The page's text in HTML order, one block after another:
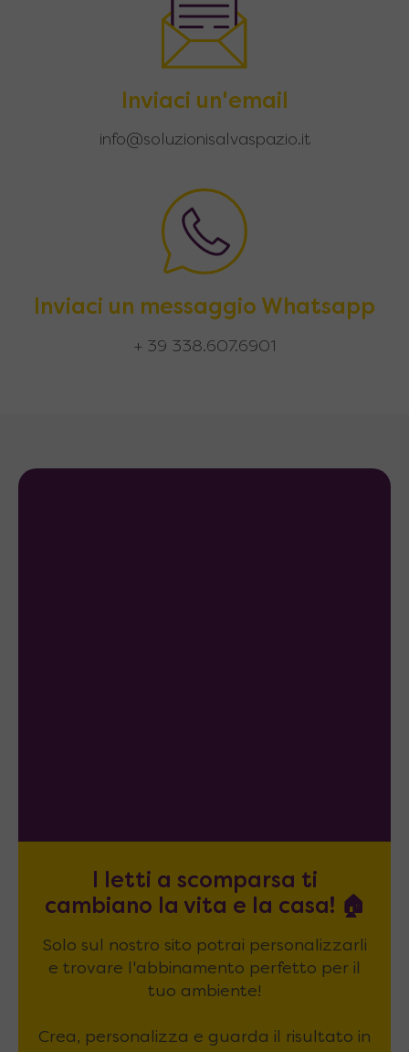
Inviaci un'email
info@soluzionisalvaspazio.it
Inviaci un messaggio Whatsapp
+ 39 338.607.6901
I letti a scomparsa ti
cambiano la vita e la casa! 🏠
Solo sul nostro sito potrai personalizzarli
e trovare l'abbinamento perfetto per il
tuo ambiente!
Crea, personalizza e guarda il risultato in